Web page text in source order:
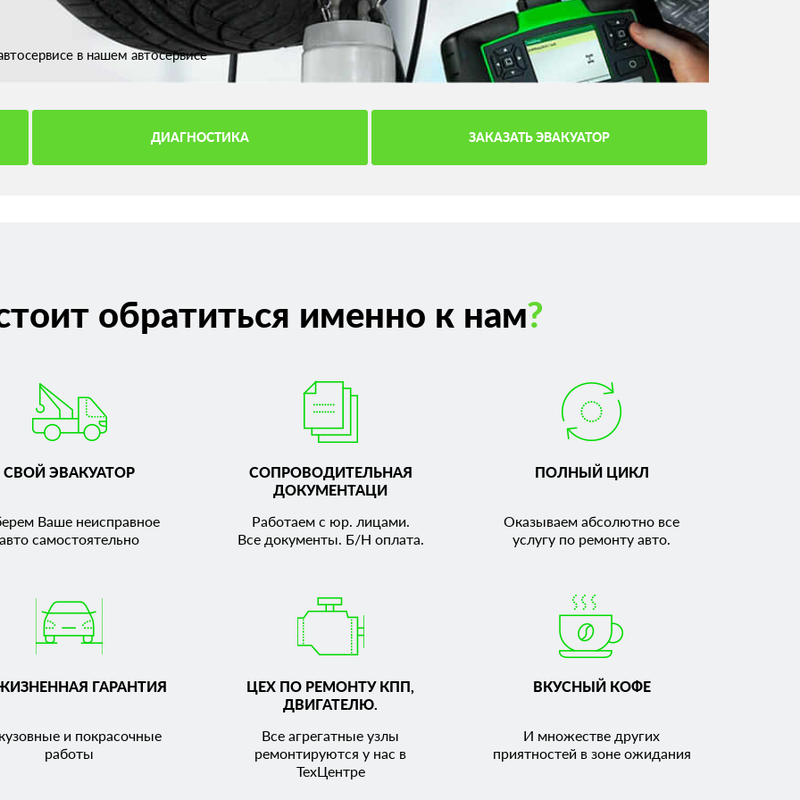
в нашем автосервисе
ДИАГНОСТИКА ЗАКАЗАТЬ ЭВАКУАТОР
обратиться именно к нам?
СВОЙ ЭВАКУАТОР
Ваше неисправное
авто самостоятельно
СОПРОВОДИТЕЛЬНАЯ
ДОКУМЕНТАЦИ
Работаем с юр. лицами.
Все документы. Б/Н оплата.
ПОЛНЫЙ ЦИКЛ
Оказываем абсолютно все
услугу по ремонту авто.
ГАРАНТИЯ
и покрасочные
работы
ЦЕХ ПО РЕМОНТУ КПП,
ДВИГАТЕЛЮ.
Все агрегатные узлы
ремонтируются у нас в
ТехЦентре
ВКУСНЫЙ КОФЕ
И множестве других
приятностей в зоне ожидания